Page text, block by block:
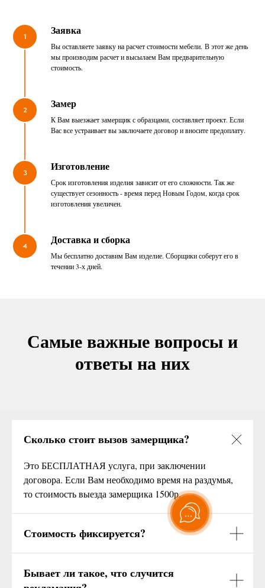
1 Заявка
Вы оставляете заявку на расчет стоимости мебели. В этот же день
мы производим расчет и высылаем Вам предварительную
стоимость.
2 Замер
К Вам выезжает замерщик с образцами, составляет проект. Если
Вас все устраивает вы заключаете договор и вносите предоплату.
3 Изготовление
Срок изготовления изделия зависит от его сложности. Так же
существует сезонность - время перед Новым Годом, когда срок
изготовления увеличен.
4 Доставка и сборка
Мы бесплатно доставим Вам изделие. Сборщики соберут его в
течении 3-х дней.
Самые важные вопросы и
ответы на них
Сколько стоит вызов замерщика?
Это БЕСПЛАТНАЯ услуга, при заключении
договора. Если Вам необходимо время на раздумья,
то стоимость выезда замерщика 1500р.
Стоимость фиксируется?
Бывает ли такое, что случится